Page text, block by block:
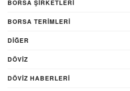
BORSA ŞIRKETLERI
BORSA TERIMLERI
DIĞER
DÖVİZ
DÖVIZ HABERLERI